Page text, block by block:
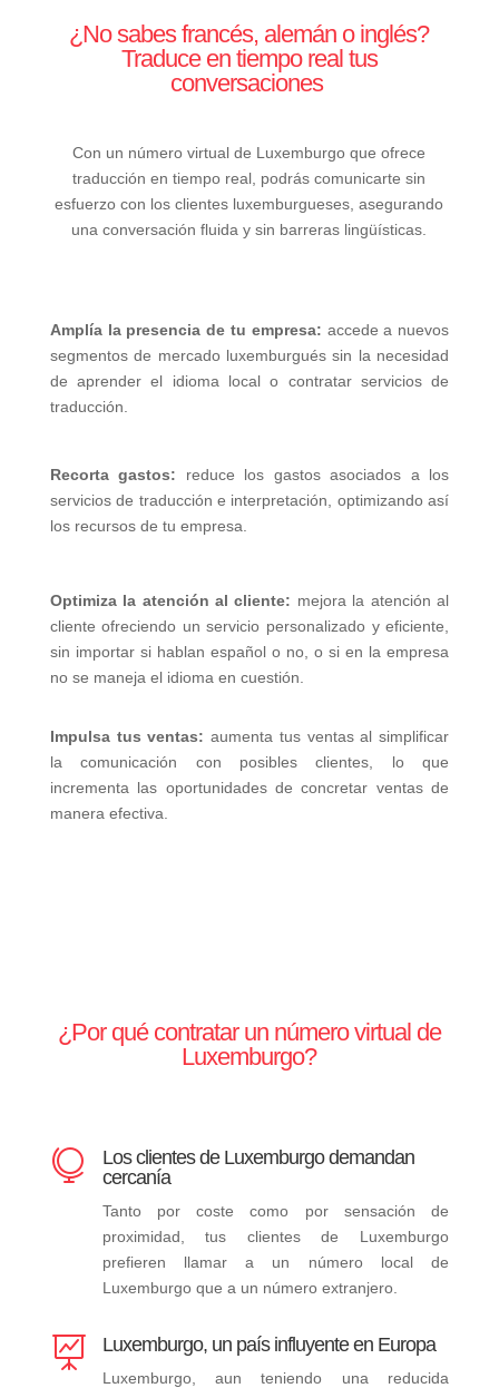
¿No sabes francés, alemán o inglés?
Traduce en tiempo real tus
conversaciones
Con un número virtual de Luxemburgo que ofrece
traducción en tiempo real, podrás comunicarte sin
esfuerzo con los clientes luxemburgueses, asegurando
una conversación fluida y sin barreras lingüísticas.
Amplía la presencia de tu empresa: accede a nuevos
segmentos de mercado luxemburgués sin la necesidad
de aprender el idioma local o contratar servicios de
traducción.
Recorta gastos: reduce los gastos asociados a los
servicios de traducción e interpretación, optimizando así
los recursos de tu empresa.
Optimiza la atención al cliente: mejora la atención al
cliente ofreciendo un servicio personalizado y eficiente,
sin importar si hablan español o no, o si en la empresa
no se maneja el idioma en cuestión.
Impulsa tus ventas: aumenta tus ventas al simplificar
la comunicación con posibles clientes, lo que
incrementa las oportunidades de concretar ventas de
manera efectiva.
¿Por qué contratar un número virtual de
Luxemburgo?

Los clientes de Luxemburgo demandan
cercanía
Tanto por coste como por sensación de
proximidad, tus clientes de Luxemburgo
prefieren llamar a un número local de
Luxemburgo que a un número extranjero.
 Luxemburgo, un país influyente en Europa
Luxemburgo, aun teniendo una reducida